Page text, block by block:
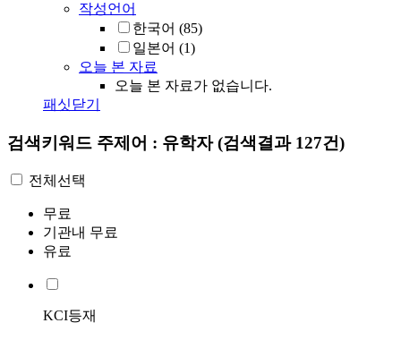
작성언어
한국어 (85)
일본어 (1)
오늘 본 자료
오늘 본 자료가 없습니다.
패싯닫기
검색키워드 주제어 : 유학자(검색결과 127건)
전체선택
무료
기관내 무료
유료
KCI등재